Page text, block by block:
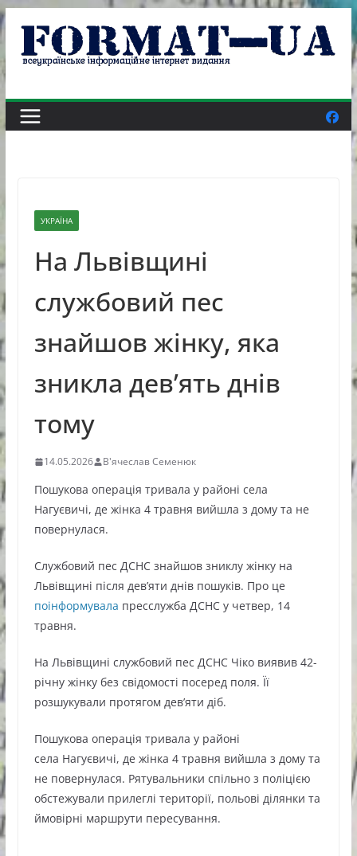
Skip
content
УКРАЇНА
На Львівщині
службовий пес
знайшов жінку, яка
зникла дев’ять днів
тому
14.05.2026 В'ячеслав Семенюк
Пошукова операція тривала у районі села
Нагуєвичі, де жінка 4 травня вийшла з дому та не
повернулася.
Службовий пес ДСНС знайшов зниклу жінку на
Львівщині після дев’яти днів пошуків. Про це
поінформувала пресслужба ДСНС у четвер, 14
травня.
На Львівщині службовий пес ДСНС Чіко виявив 42-
річну жінку без свідомості посеред поля. Її
розшукували протягом дев’яти діб.
Пошукова операція тривала у районі
села Нагуєвичі, де жінка 4 травня вийшла з дому та
не повернулася. Рятувальники спільно з поліцією
обстежували прилеглі території, польові ділянки та
ймовірні маршрути пересування.